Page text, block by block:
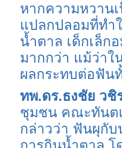
หากความหวาน
แปลกปลอมที่ทำ
น้ำตาล เด็กเล็ก
มากกว่า แม้ว่าใ
ผลกระทบต่อฟัน
ทพ.ดร.ธงชัย วชิ
ชุมชน คณะทันต
กล่าวว่า ฟันผุกั